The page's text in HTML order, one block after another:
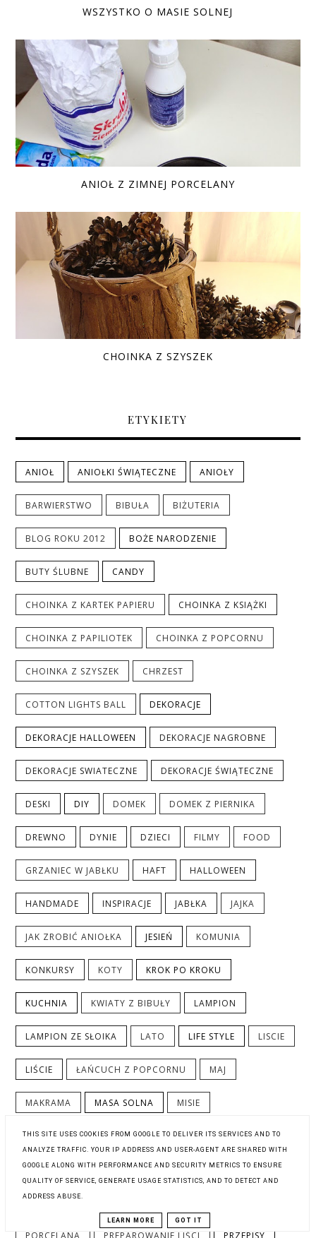
WSZYSTKO O MASIE SOLNEJ
ANIOŁ Z ZIMNEJ PORCELANY
CHOINKA Z SZYSZEK
ETYKIETY
ANIOŁ ANIOŁKI ŚWIĄTECZNE ANIOŁY
BARWIERSTWO BIBUŁA BIŻUTERIA
BLOG ROKU 2012 BOŻE NARODZENIE
BUTY ŚLUBNE CANDY
CHOINKA Z KARTEK PAPIERU CHOINKA Z KSIĄŻKI
CHOINKA Z PAPILIOTEK CHOINKA Z POPCORNU
CHOINKA Z SZYSZEK CHRZEST
COTTON LIGHTS BALL DEKORACJE
DEKORACJE HALLOWEEN DEKORACJE NAGROBNE
DEKORACJE SWIATECZNE DEKORACJE ŚWIĄTECZNE
DESKI DIY DOMEK DOMEK Z PIERNIKA
DREWNO DYNIE DZIECI FILMY FOOD
GRZANIEC W JABŁKU HAFT HALLOWEEN
HANDMADE INSPIRACJE JABŁKA JAJKA
JAK ZROBIĆ ANIOŁKA JESIEŃ KOMUNIA
KONKURSY KOTY KROK PO KROKU
KUCHNIA KWIATY Z BIBUŁY LAMPION
LAMPION ZE SŁOIKA LATO LIFE STYLE LISCIE
LIŚCIE ŁAŃCUCH Z POPCORNU MAJ
MAKRAMA MASA SOLNA MISIE
MOJE MIESZKANIE MUMINKI NOWOROCZNIE
OGRÓD PAKOWANIE PREZENTÓW PAPIER
PEJZAŻE
PORCELANA PREPAROWANIE LIŚCI PRZEPISY
THIS SITE USES COOKIES FROM GOOGLE TO DELIVER ITS SERVICES AND TO
ANALYZE TRAFFIC. YOUR IP ADDRESS AND USER-AGENT ARE SHARED WITH
GOOGLE ALONG WITH PERFORMANCE AND SECURITY METRICS TO ENSURE
QUALITY OF SERVICE, GENERATE USAGE STATISTICS, AND TO DETECT AND
ADDRESS ABUSE.
LEARN MORE GOT IT